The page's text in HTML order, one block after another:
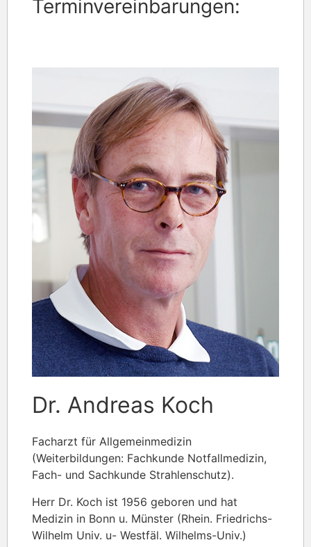
Terminvereinbarungen:
Dr. Andreas Koch
Facharzt für Allgemeinmedizin
(Weiterbildungen: Fachkunde Notfallmedizin,
Fach- und Sachkunde Strahlenschutz).
Herr Dr. Koch ist 1956 geboren und hat
Medizin in Bonn u. Münster (Rhein. Friedrichs-
Wilhelm Univ. u- Westfäl. Wilhelms-Univ.)